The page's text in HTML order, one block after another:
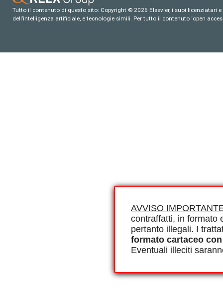
AVVISO
contraffatti, in formato
pertanto illegali. I
formato cartaceo
Eventuali illeciti
Tutto il contenuto di questo sito: Copyright © 2026 Elsevier, i suoi
dell’intelligenza artificiale, e tecnologie simili. Per tutto il contenuto ‘open